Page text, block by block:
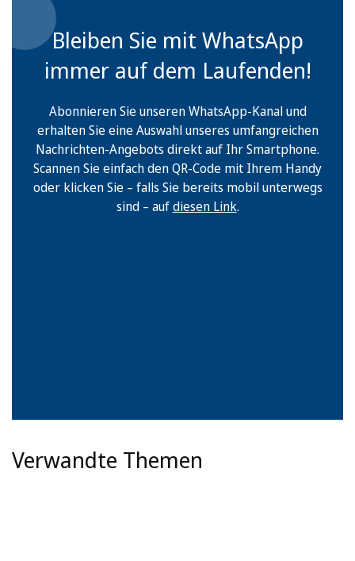
Bleiben Sie mit WhatsApp
immer auf dem Laufenden!
Abonnieren Sie unseren WhatsApp-Kanal und
erhalten Sie eine Auswahl unseres umfangreichen
Nachrichten-Angebots direkt auf Ihr Smartphone.
Scannen Sie einfach den QR-Code mit Ihrem Handy
oder klicken Sie – falls Sie bereits mobil unterwegs
sind – aufdiesen Link.
Verwandte Themen